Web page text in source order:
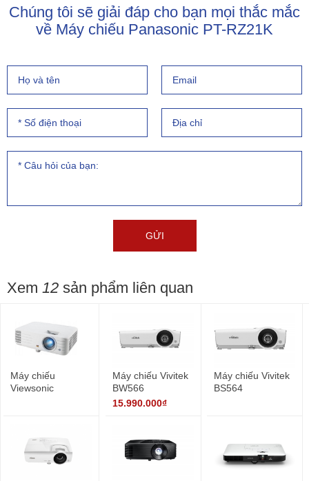
Chúng tôi sẽ giải đáp cho bạn mọi thắc mắc
về Máy chiếu Panasonic PT-RZ21K
Xem 12 sản phẩm liên quan
Máy chiếu
Viewsonic
Máy chiếu Vivitek
BW566
15.990.000₫
Máy chiếu Vivitek
BS564